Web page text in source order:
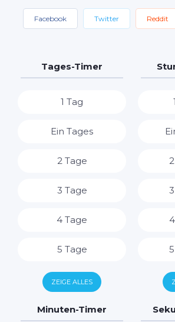
Facebook Twitter Reddit
Tages-Timer
1 Tag
Ein Tages
2 Tage
3 Tage
4 Tage
5 Tage
6 Tage
7 Tage
ZEIGE ALLES
Minuten-Timer